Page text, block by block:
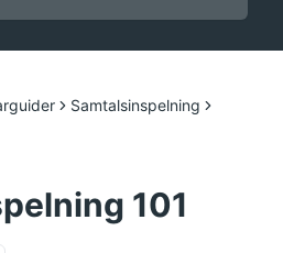
Samtalsinspelning
101